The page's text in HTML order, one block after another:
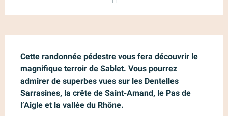
Cette randonnée pédestre vous fera découvrir le
magnifique terroir de Sablet. Vous pourrez
admirer de superbes vues sur les Dentelles
Sarrasines, la crête de Saint-Amand, le Pas de
l’Aigle et la vallée du Rhône.